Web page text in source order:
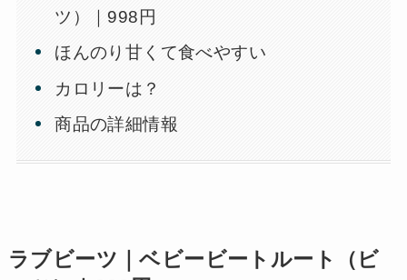
ツ）｜998円
ほんのり甘くて食べやすい
カロリーは？
商品の詳細情報
ラブビーツ｜ベビービートルート（ビ